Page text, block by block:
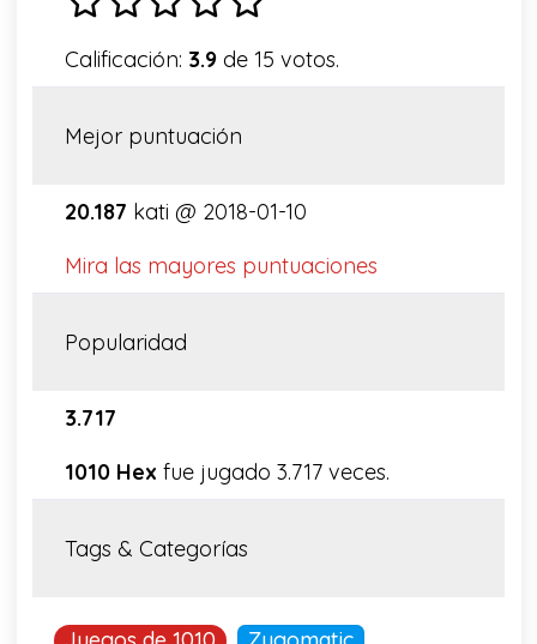
Calificación: 3.9 de 15 votos.
Mejor puntuación
20.187 kati @ 2018-01-10
Mira las mayores puntuaciones
Popularidad
3.717
1010 Hex fue jugado 3.717 veces.
Tags & Categorías